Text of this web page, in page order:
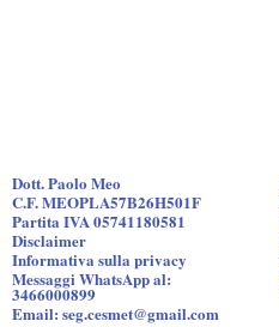
Dott. Paolo Meo
C.F. MEOPLA57B26H501F
Partita IVA 05741180581
Disclaimer
Informativa sulla privacy
Messaggi WhatsApp al:
3466000899
Email: seg.cesmet@gmail.com